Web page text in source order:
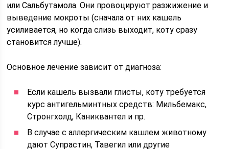
или Сальбутамола. Они провоцируют разжижение и
выведение мокроты (сначала от них кашель
усиливается, но когда слизь выходит, коту сразу
становится лучше).
Основное лечение зависит от диагноза:
Если кашель вызвали глисты, коту требуется
курс антигельминтных средств: Мильбемакс,
Стронгхолд, Каниквантел и пр.
В случае с аллергическим кашлем животному
дают Супрастин, Тавегил или другие